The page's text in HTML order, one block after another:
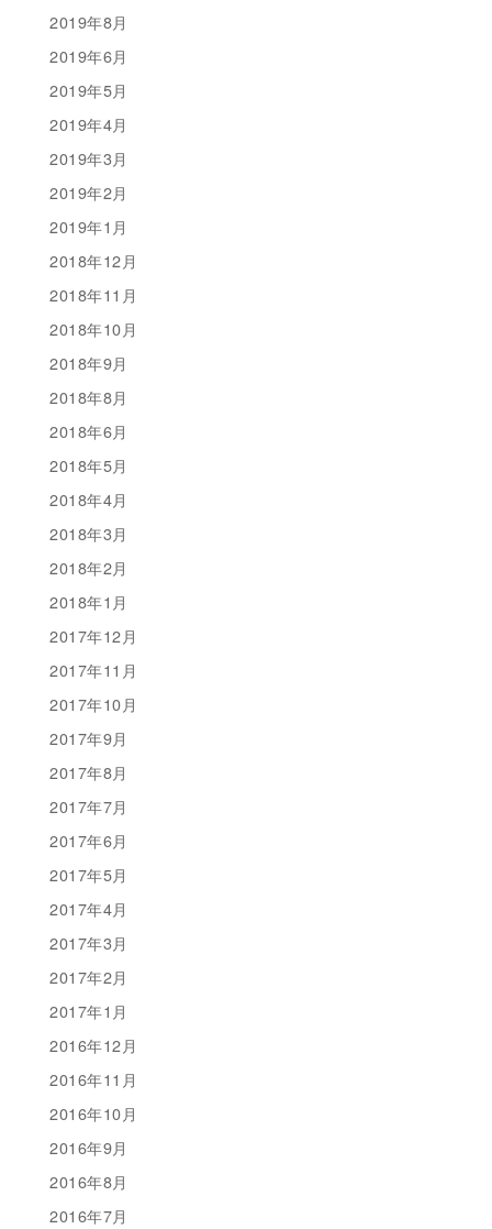
2019年8月
2019年6月
2019年5月
2019年4月
2019年3月
2019年2月
2019年1月
2018年12月
2018年11月
2018年10月
2018年9月
2018年8月
2018年6月
2018年5月
2018年4月
2018年3月
2018年2月
2018年1月
2017年12月
2017年11月
2017年10月
2017年9月
2017年8月
2017年7月
2017年6月
2017年5月
2017年4月
2017年3月
2017年2月
2017年1月
2016年12月
2016年11月
2016年10月
2016年9月
2016年8月
2016年7月